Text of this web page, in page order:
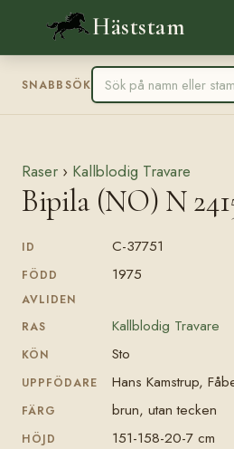
Häststam
SNABBSÖK
Raser › Kallblodig Travare
Bipila (NO) N
ID C-37751
FÖDD 1975
AVLIDEN
RAS
Kallblodig Travare
KÖN Sto
UPPFÖDARE Hans Kamstrup,
FÄRG brun, utan tecken
HÖJD 151-158-20-7 cm